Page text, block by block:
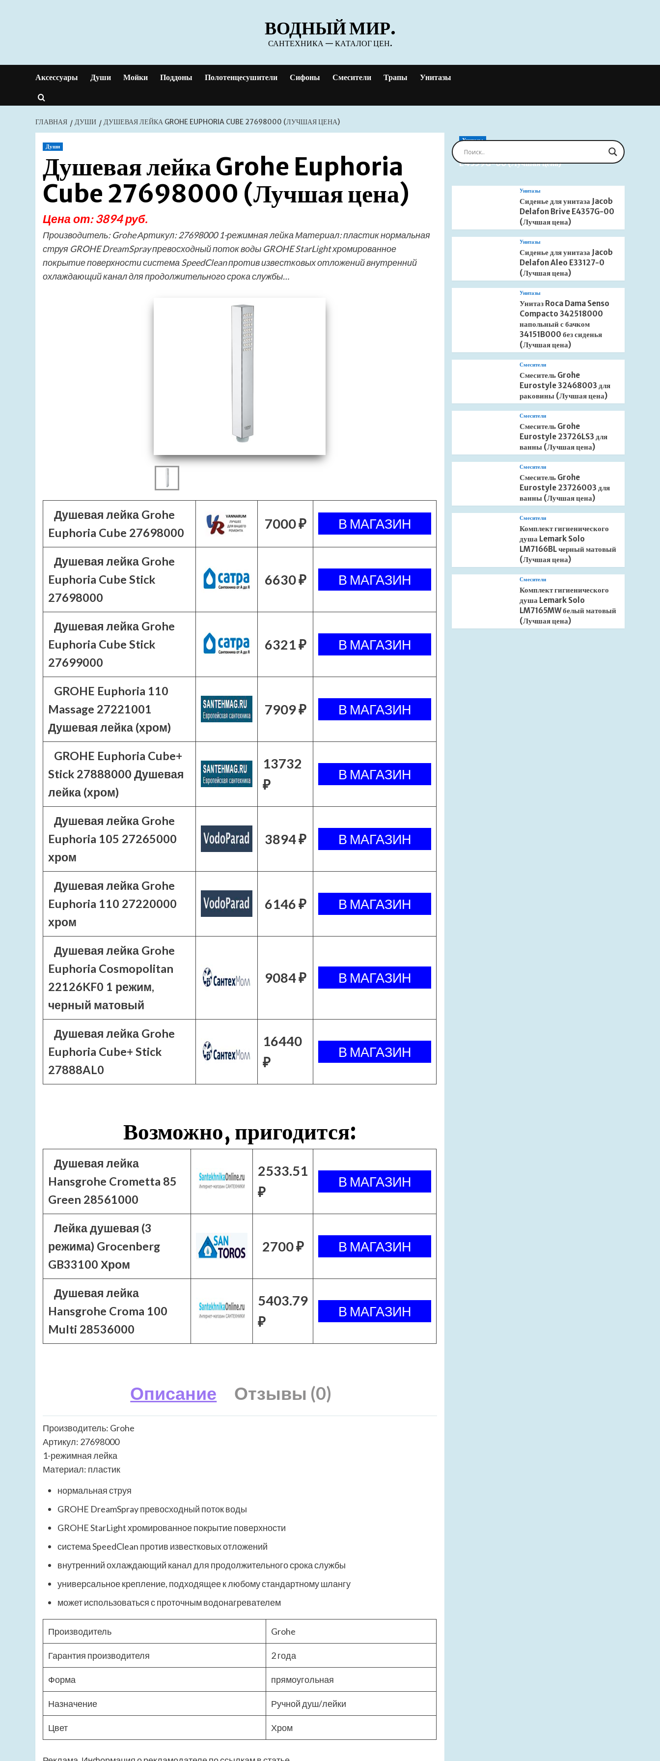
ВОДНЫЙ МИР.
САНТЕХНИКА — КАТАЛОГ ЦЕН.
Аксессуары Души Мойки Поддоны Полотенцесушители Сифоны Смесители Трапы Унитазы
ГЛАВНАЯ ДУШИ ДУШЕВАЯ ЛЕЙКА GROHE EUPHORIA CUBE 27698000 (ЛУЧШАЯ ЦЕНА)
Души
Душевая лейка Grohe Euphoria
Cube 27698000 (Лучшая цена)
Цена от: 3894 руб.
Производитель: Grohe Артикул: 27698000 1-режимная лейка Материал: пластик нормальная
струя GROHE DreamSpray превосходный поток воды GROHE StarLight хромированное
покрытие поверхности система SpeedClean против известковых отложений внутренний
охлаждающий канал для продолжительного срока службы…
Душевая лейка Grohe
Euphoria Cube 27698000
7000 ₽
Душевая лейка Grohe
Euphoria Cube Stick
27698000
6630 ₽
Душевая лейка Grohe
Euphoria Cube Stick
27699000
6321 ₽
GROHE Euphoria 110
Massage 27221001
Душевая лейка (хром)
7909 ₽
GROHE Euphoria Cube+
Stick 27888000 Душевая
лейка (хром)
13732
₽
Душевая лейка Grohe
Euphoria 105 27265000
хром
3894 ₽
Душевая лейка Grohe
Euphoria 110 27220000
хром
6146 ₽
Душевая лейка Grohe
Euphoria Cosmopolitan
22126KF0 1 режим,
черный матовый
9084 ₽
Душевая лейка Grohe
Euphoria Cube+ Stick
27888AL0
16440
₽
Возможно, пригодится:
Душевая лейка
Hansgrohe Crometta 85
Green 28561000
2533.51
₽
Лейка душевая (3
режима) Grocenberg
GB33100 Хром
2700 ₽
Душевая лейка
Hansgrohe Croma 100
Multi 28536000
5403.79
₽
Описание Отзывы (0)
Производитель: Grohe
Артикул: 27698000
1-режимная лейка
Материал: пластик
нормальная струя
GROHE DreamSpray превосходный поток воды
GROHE StarLight хромированное покрытие поверхности
система SpeedClean против известковых отложений
внутренний охлаждающий канал для продолжительного срока службы
универсальное крепление, подходящее к любому стандартному шлангу
может использоваться с проточным водонагревателем
Производитель Grohe
Гарантия производителя 2 года
Форма прямоугольная
Назначение Ручной душ/лейки
Цвет Хром
Унитазы
Сиденье для унитаза Jacob Delafon Brive
E4359G-00 (Лучшая цена)
Унитазы
Сиденье для унитаза Jacob
Delafon Brive E4357G-00
(Лучшая цена)
Унитазы
Сиденье для унитаза Jacob
Delafon Aleo E33127-0
(Лучшая цена)
Унитазы
Унитаз Roca Dama Senso
Compacto 342518000
напольный с бачком
34151B000 без сиденья
(Лучшая цена)
Смесители
Смеситель Grohe
Eurostyle 32468003 для
раковины (Лучшая цена)
Смесители
Смеситель Grohe
Eurostyle 23726LS3 для
ванны (Лучшая цена)
Смесители
Смеситель Grohe
Eurostyle 23726003 для
ванны (Лучшая цена)
Смесители
Комплект гигиенического
душа Lemark Solo
LM7166BL черный матовый
(Лучшая цена)
Смесители
Комплект гигиенического
душа Lemark Solo
LM7165MW белый матовый
(Лучшая цена)